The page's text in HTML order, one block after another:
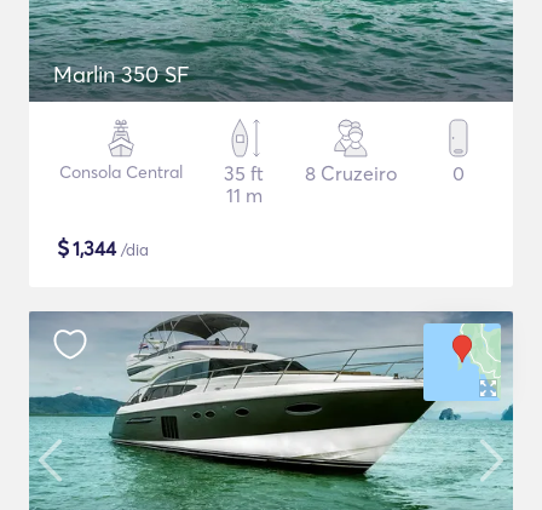
Marlin 350 SF
Consola Central
35 ft
11 m
8 Cruzeiro 0
$1,344/dia